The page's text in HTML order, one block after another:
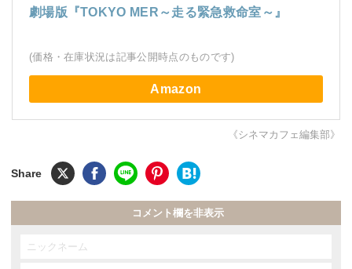
劇場版『TOKYO MER～走る緊急救命室～』
(価格・在庫状況は記事公開時点のものです)
Amazon
《シネマカフェ編集部》
コメント欄を非表示